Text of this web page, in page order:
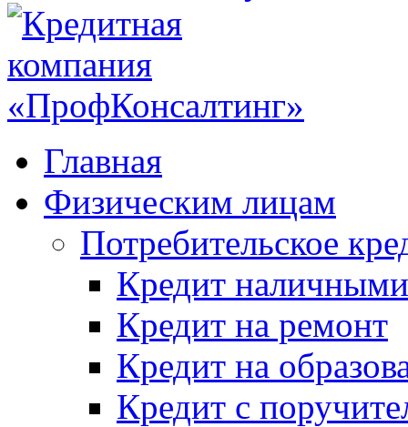
Главная
Физическим лицам
Потребительское
Кредит наличными
Кредит на ремонт
Кредит на
Кредит с